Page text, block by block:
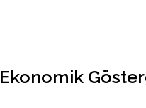
Ekonomik